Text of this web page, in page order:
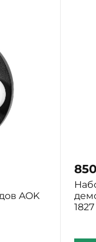
AOK
850
1827